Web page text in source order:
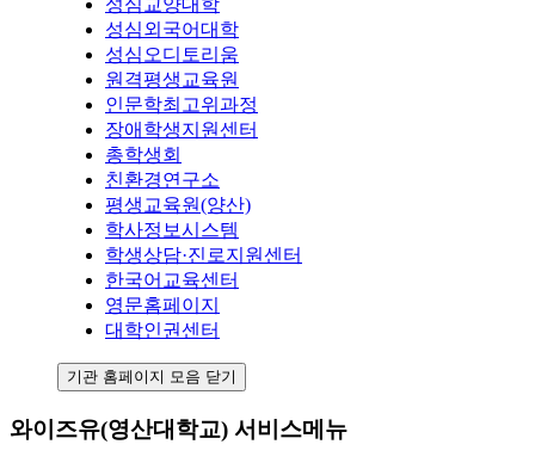
성심교양대학
성심외국어대학
성심오디토리움
원격평생교육원
인문학최고위과정
장애학생지원센터
총학생회
친환경연구소
평생교육원(양산)
학사정보시스템
학생상담·진로지원센터
한국어교육센터
영문홈페이지
대학인권센터
기관 홈페이지 모음 닫기
와이즈유(영산대학교) 서비스메뉴